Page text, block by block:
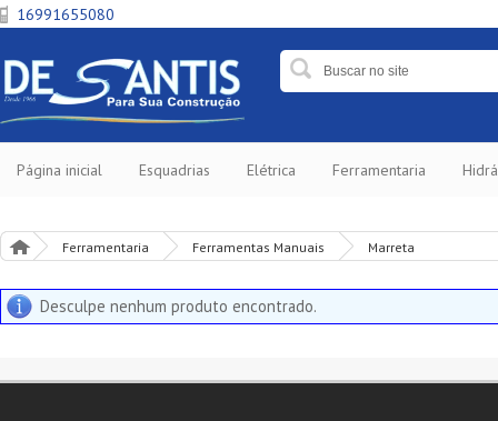
16991655080
Página inicial Esquadrias Elétrica Ferramentaria
Ferramentaria Ferramentas Manuais Marreta
Desculpe nenhum produto encontrado.